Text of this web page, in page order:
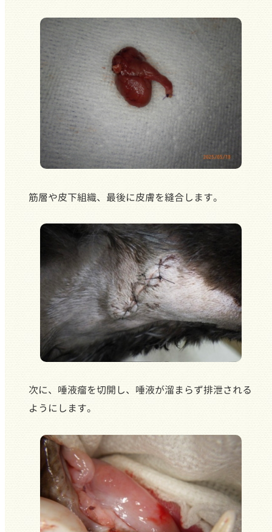
筋層や皮下組織、最後に皮膚を縫合します。
次に、唾液瘤を切開し、唾液が溜まらず排泄される
ようにします。